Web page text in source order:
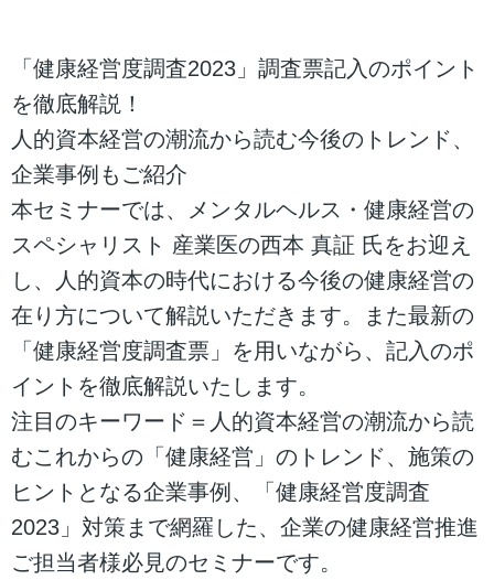
「健康経営度調査2023」調査票記入のポイント
を徹底解説！
人的資本経営の潮流から読む今後のトレンド、
企業事例もご紹介
本セミナーでは、メンタルヘルス・健康経営の
スペシャリスト 産業医の西本 真証 氏をお迎え
し、人的資本の時代における今後の健康経営の
在り方について解説いただきます。また最新の
「健康経営度調査票」を用いながら、記入のポ
イントを徹底解説いたします。
注目のキーワード＝人的資本経営の潮流から読
むこれからの「健康経営」のトレンド、施策の
ヒントとなる企業事例、「健康経営度調査
2023」対策まで網羅した、企業の健康経営推進
ご担当者様必見のセミナーです。